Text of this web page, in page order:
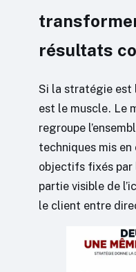
résultats
Si la stratégie est
est le muscle. Le
regroupe
techniques mis
objectifs fixés par
partie visible de
le client entre